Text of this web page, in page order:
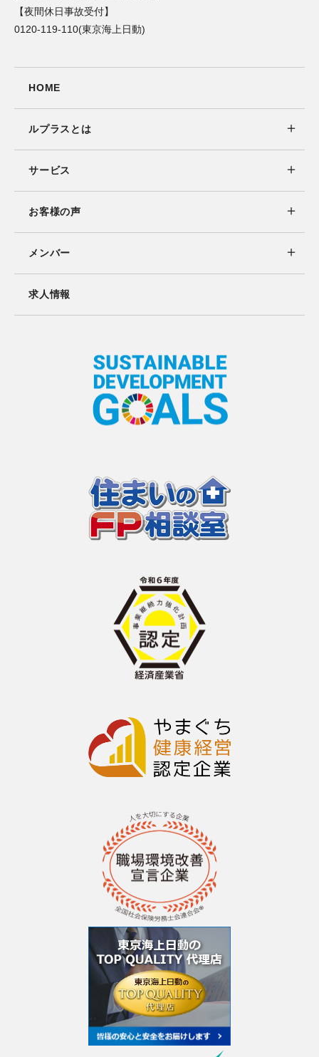
【夜間休日事故受付】
0120-119-110(東京海上日動)
HOME
ルプラスとは
サービス
お客様の声
メンバー
求人情報